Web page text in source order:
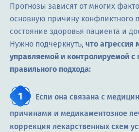
Прогнозы зависят от многих
основную причину конфликтного
состояние здоровья пациента и
Нужно подчеркнуть, что агрессия
управляемой и контролируемой
правильного подхода:
Если она связана с
причинами и медикаментозное
коррекция лекарственных схем